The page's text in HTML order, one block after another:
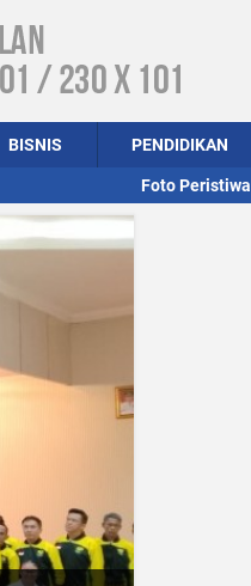
BISNIS PENDIDIKAN
Foto Peristiwa